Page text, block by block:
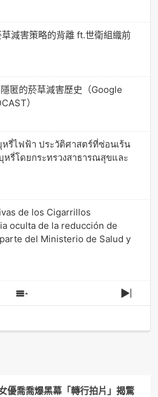
減害策略的背離 ft.世衛組織前
匿的菸草減害歷史（Google
）
รี่ไฟฟ้า ประวัติศาสตร์ที่ซ่อนเร้น
หรี่โดยกระทรวงสาธารณสุขและ
de los Cigarrillos
oculta de la reducción de
del Ministerio de Salud y
Show
Episodes
Next
優喬喬爆黑幕「轉行拍片」揭驚